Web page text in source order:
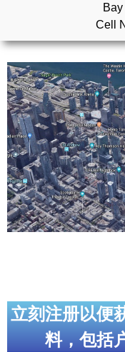
加拿大房地产网站
大多伦多教育网站
大多伦多医疗机构
加拿大银行贷款机构
大多伦多交通网络
为什么移民加拿大
Cell
立刻注册以便
料，包括